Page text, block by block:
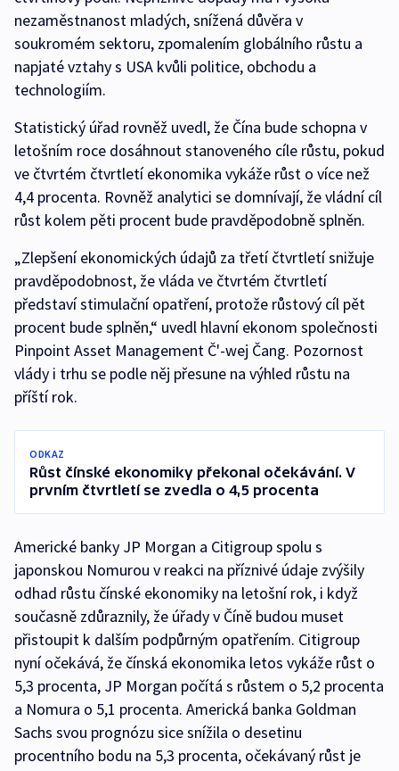
nezaměstnanost mladých, snížená důvěra v
soukromém sektoru, zpomalením globálního růstu a
napjaté vztahy s USA kvůli politice, obchodu a
technologiím.
Statistický úřad rovněž uvedl, že Čína bude schopna v
letošním roce dosáhnout stanoveného cíle růstu, pokud
ve čtvrtém čtvrtletí ekonomika vykáže růst o více než
4,4 procenta. Rovněž analytici se domnívají, že vládní cíl
růst kolem pěti procent bude pravděpodobně splněn.
„Zlepšení ekonomických údajů za třetí čtvrtletí snižuje
pravděpodobnost, že vláda ve čtvrtém čtvrtletí
představí stimulační opatření, protože růstový cíl pět
procent bude splněn,“ uvedl hlavní ekonom společnosti
Pinpoint Asset Management Č'-wej Čang. Pozornost
vlády i trhu se podle něj přesune na výhled růstu na
příští rok.
ODKAZ
Růst čínské ekonomiky překonal očekávání. V
prvním čtvrtletí se zvedla o 4,5 procenta
Americké banky JP Morgan a Citigroup spolu s
japonskou Nomurou v reakci na příznivé údaje zvýšily
odhad růstu čínské ekonomiky na letošní rok, i když
současně zdůraznily, že úřady v Číně budou muset
přistoupit k dalším podpůrným opatřením. Citigroup
nyní očekává, že čínská ekonomika letos vykáže růst o
5,3 procenta, JP Morgan počítá s růstem o 5,2 procenta
a Nomura o 5,1 procenta. Americká banka Goldman
Sachs svou prognózu sice snížila o desetinu
procentního bodu na 5,3 procenta, očekávaný růst je